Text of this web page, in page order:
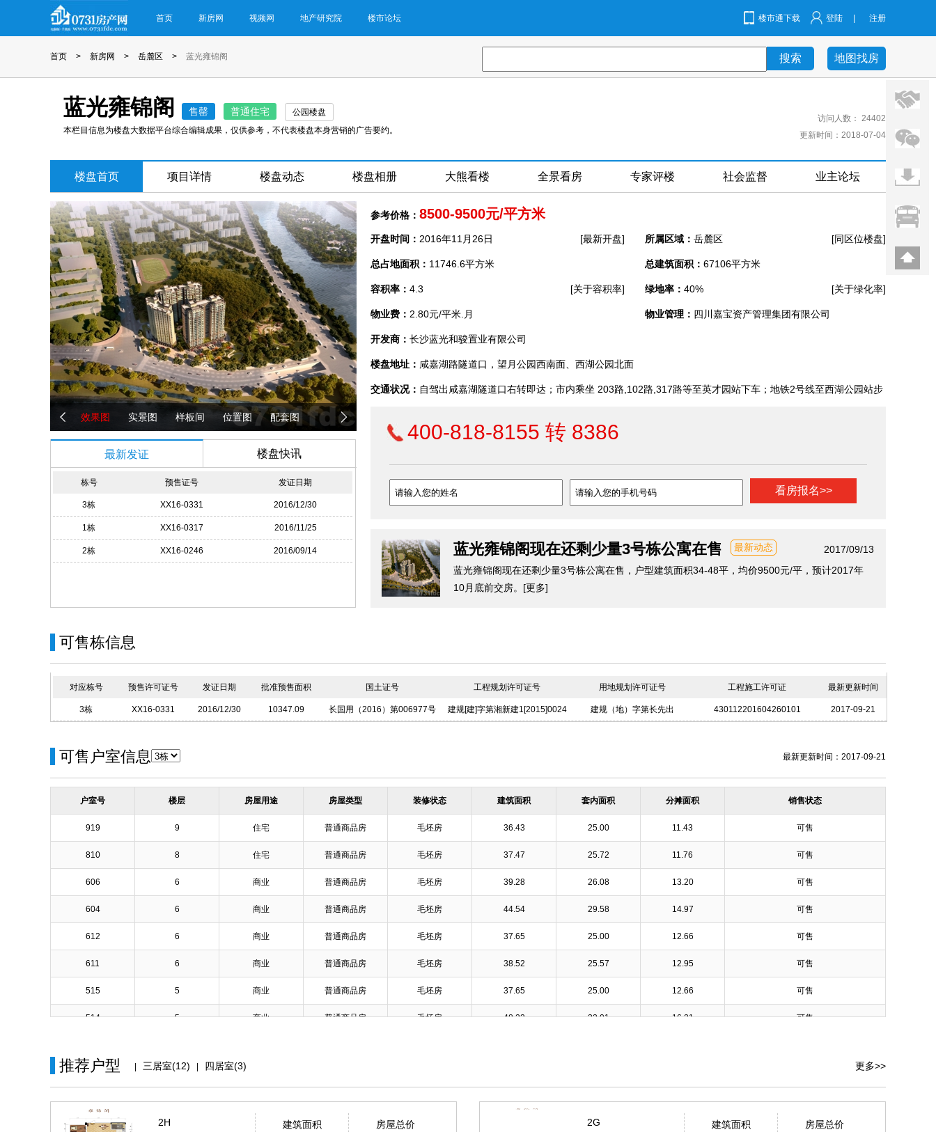
首页 新房网 视频网 地产研究院 楼市论坛 楼市通下载 登陆 注册
首页 > 新房网 > 岳麓区 > 蓝光雍锦阁 地图找房
蓝光雍锦阁 售罄 普通住宅
公园楼盘
本栏目信息为楼盘大数据平台综合编辑成果，仅供参考，不代表楼盘本身营销的广告要约。
访问人数： 24402
更新时间：2018-07-04
楼盘首页 项目详情 楼盘动态 楼盘相册 大熊看楼 全景看房 专家评楼 社会监督 业主论坛
效果图 实景图 样板间 位置图 配套图
最新发证 楼盘快讯
栋号 预售证号 发证日期
3栋 XX16-0331 2016/12/30
1栋 XX16-0317 2016/11/25
2栋 XX16-0246 2016/09/14
参考价格： 8500-9500元/平方米
[最新开盘]
开盘时间： 2016年11月26日 [同区位楼盘]
所属区域： 岳麓区
总占地面积： 11746.6平方米 总建筑面积： 67106平方米
[关于容积率]
容积率： 4.3 [关于绿化率]
绿地率： 40%
物业费： 2.80元/平米.月 物业管理： 四川嘉宝资产管理集团有限公司
开发商： 长沙蓝光和骏置业有限公司
楼盘地址： 咸嘉湖路隧道口，望月公园西南面、西湖公园北面
交通状况： 自驾出咸嘉湖隧道口右转即达；市内乘坐 203路,102路,317路等至英才园站下车；地铁2号线至西湖公园站步
400-818-8155 转 8386
蓝光雍锦阁现在还剩少量3号栋公寓在售 最新动态
2017/09/13
蓝光雍锦阁现在还剩少量3号栋公寓在售，户型建筑面积34-48平，均价9500元/平，预计2017年
10月底前交房。 [更多]
可售栋信息
对应栋号 预售许可证号 发证日期 批准预售面积 国土证号 工程规划许可证号 用地规划许可证号 工程施工许可证 最新更新时间
3栋 XX16-0331 2016/12/30 10347.09 长国用（2016）第006977号 建规[建]字第湘新建1[2015]0024 建规（地）字第长先出 430112201604260101 2017-09-21
可售户室信息 最新更新时间：2017-09-21
户室号 楼层 房屋用途 房屋类型 装修状态 建筑面积 套内面积 分摊面积 销售状态
919 9 住宅 普通商品房 毛坯房 36.43 25.00 11.43 可售
810 8 住宅 普通商品房 毛坯房 37.47 25.72 11.76 可售
606 6 商业 普通商品房 毛坯房 39.28 26.08 13.20 可售
604 6 商业 普通商品房 毛坯房 44.54 29.58 14.97 可售
612 6 商业 普通商品房 毛坯房 37.65 25.00 12.66 可售
611 6 商业 普通商品房 毛坯房 38.52 25.57 12.95 可售
515 5 商业 普通商品房 毛坯房 37.65 25.00 12.66 可售
514 5 商业 普通商品房 毛坯房 48.22 32.01 16.21 可售
506 5
504 5 商业 普通商品房 毛坯房 44.54 29.58 14.97 可售
417 商业 普通商品房 25.00 12.66 可售
推荐户型 三居室(12) 四居室(3) 更多>>
2H 建筑面积 房屋总价 2G 建筑面积 房屋总价